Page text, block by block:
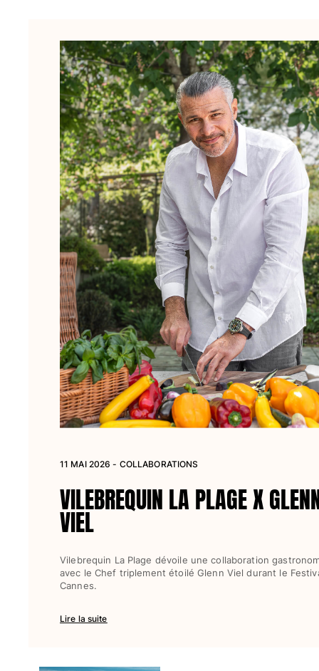
Tous les articles
Prêt-à-porter
Polos
Chemises
Bermudas et Shorts
Pulls et Cardigans
Vestes et Manteaux
Pantalons
Sweats
T-shirts
Loungewear
Tous les articles
Grandes tailles
Tous les articles
Femme
Tous les articles
Maillots de bain
Hauts
T-shirts Anti UV
Tous les articles
Robes
Polos
Chemises
11 MAI 2026 - COLLABORATIONS
VILEBREQUIN LA PLAGE X
VIEL
Vilebrequin La Plage dévoile une collaboration
avec le Chef triplement étoilé Glenn Viel durant le
Cannes.
Lire la suite